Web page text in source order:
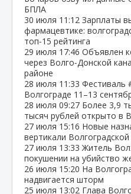
БПЛА
30 июля 11:12 Зарплаты
фармацевтике:
топ‑15 рейтинга
29 июля 17:46 Объявлен
через Волго‑Донской
районе
28 июля 11:33 Фестиваль
Волгограде 11–13
28 июля 09:27 Более 3,9
тысяч рублей открыто в
27 июля 15:16 Новые
вертикали
27 июля 13:33 Житель
покушении на убийство
26 июля 15:20 На
надвигается шторм
25 июля 13:02 Глава